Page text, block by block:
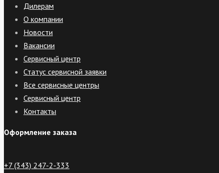
Дилерам
О компании
Новости
Вакансии
Сервисный центр
Статус сервисной заявки
Все сервисные центры
Сервисный центр
Контакты
Оформление заказа
+7 (343) 247-2-333